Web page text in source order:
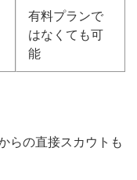
有料プランで
はなくても可
能
らの直接スカウトも